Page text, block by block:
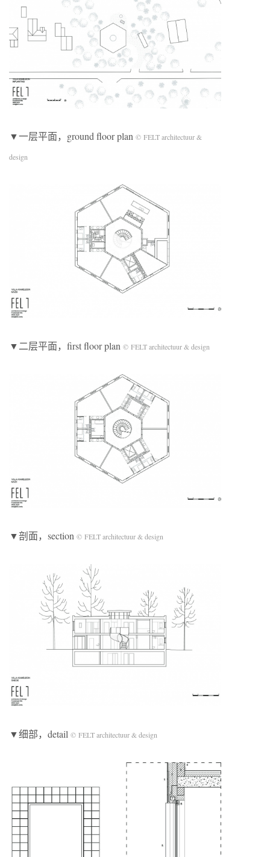
▼一层平面，ground floor plan © FELT architectuur &
design
▼二层平面，first floor plan © FELT architectuur & design
▼剖面，section © FELT architectuur & design
▼细部，detail © FELT architectuur & design